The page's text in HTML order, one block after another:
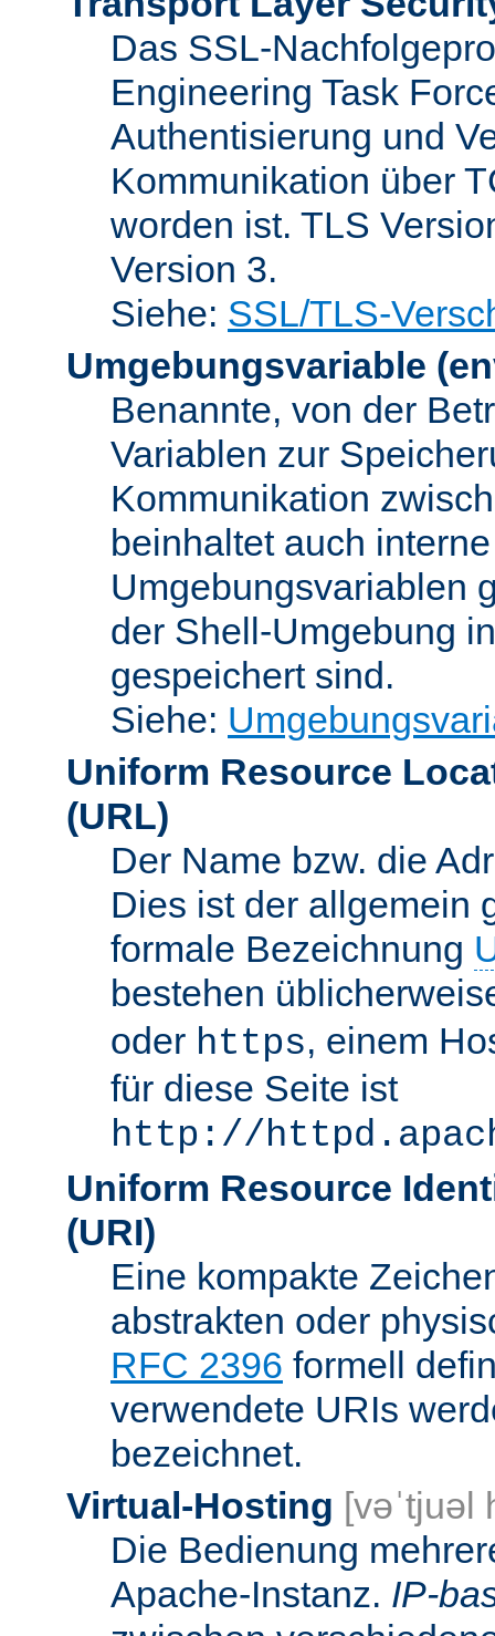
Das SSL-
Engineering Task
Authentisierung und
Kommunikation über
worden ist. TLS
Version 3.
Siehe: SSL/TLS-
Umgebungsvariable
Benannte, von der
Variablen zur
Kommunikation
beinhaltet auch
Umgebungsvariablen
der Shell-Umgebung
gespeichert sind.
Siehe:
Uniform Resource
(URL)
Der Name bzw. die
Dies ist der allgemein
formale Bezeichnung
bestehen
oder https, einem
für diese Seite ist
http://
Uniform Resource
(URI)
Eine kompakte
abstrakten oder
RFC 2396 formell
verwendete URIs
bezeichnet.
Virtual-Hosting [vəˈtjuəl
Die Bedienung
Apache-Instanz. IP-